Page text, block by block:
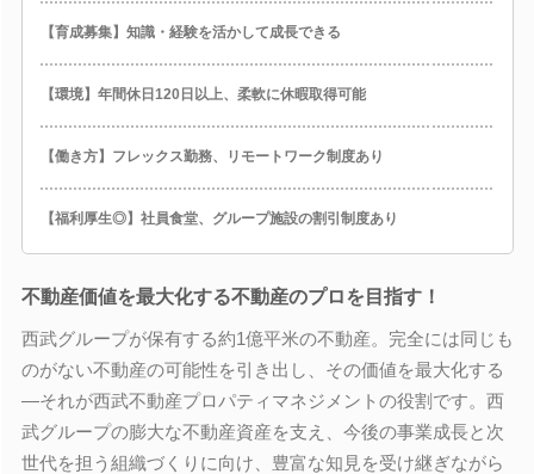
【育成募集】知識・経験を活かして成長できる
【環境】年間休日120日以上、柔軟に休暇取得可能
【働き方】フレックス勤務、リモートワーク制度あり
【福利厚生◎】社員食堂、グループ施設の割引制度あり
不動産価値を最大化する不動産のプロを目指す！
西武グループが保有する約1億平米の不動産。完全には同じも
のがない不動産の可能性を引き出し、その価値を最大化する
―それが西武不動産プロパティマネジメントの役割です。西
武グループの膨大な不動産資産を支え、今後の事業成長と次
世代を担う組織づくりに向け、豊富な知見を受け継ぎながら